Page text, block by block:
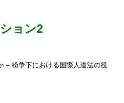
ョン2
– 紛争下における国際人道法の役